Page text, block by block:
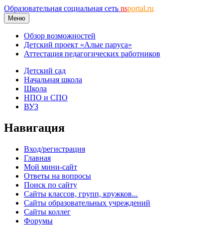
Образовательная социальная сеть nsportal.ru
Меню
Обзор возможностей
Детский проект «Алые паруса»
Аттестация педагогических работников
Детский сад
Начальная школа
Школа
НПО и СПО
ВУЗ
Навигация
Вход/регистрация
Главная
Мой мини-сайт
Ответы на вопросы
Поиск по сайту
Сайты классов, групп, кружков...
Сайты образовательных учреждений
Сайты коллег
Форумы